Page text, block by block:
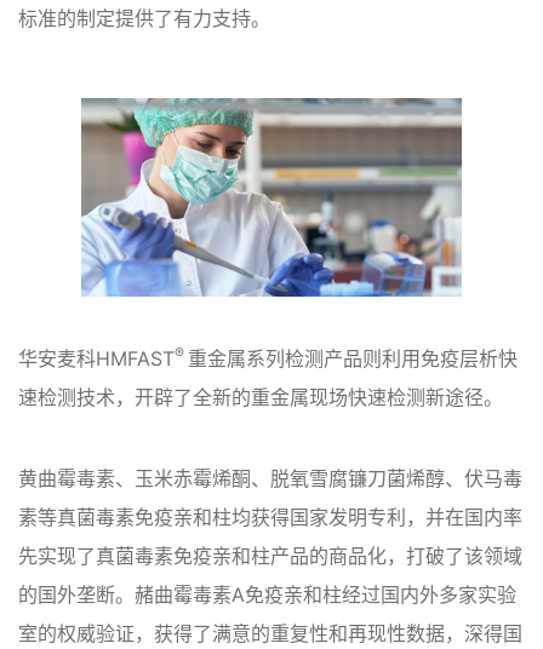
标准的制定提供了有力支持。
华安麦科HMFAST® 重金属系列检测产品则利用免疫层析快
速检测技术，开辟了全新的重金属现场快速检测新途径。
黄曲霉毒素、玉米赤霉烯酮、脱氧雪腐镰刀菌烯醇、伏马毒
素等真菌毒素免疫亲和柱均获得国家发明专利，并在国内率
先实现了真菌毒素免疫亲和柱产品的商品化，打破了该领域
的国外垄断。赭曲霉毒素A免疫亲和柱经过国内外多家实验
室的权威验证，获得了满意的重复性和再现性数据，深得国